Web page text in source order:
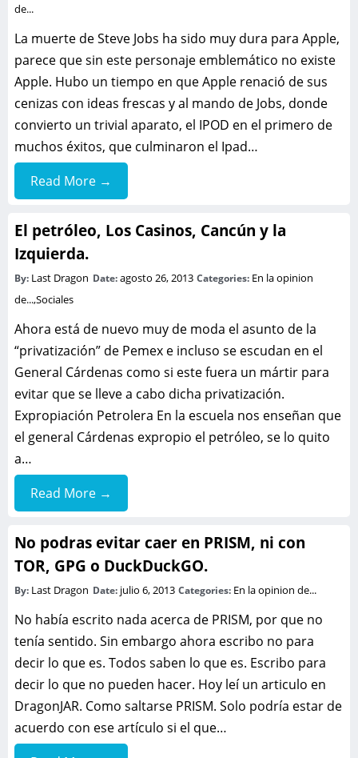
de...
La muerte de Steve Jobs ha sido muy dura para Apple,
parece que sin este personaje emblemático no existe
Apple. Hubo un tiempo en que Apple renació de sus
cenizas con ideas frescas y al mando de Jobs, donde
convierto un trivial aparato, el IPOD en el primero de
muchos éxitos, que culminaron el Ipad…
Read More →
El petróleo, Los Casinos, Cancún y la
Izquierda.
By: Last Dragon Date:agosto 26, 2013 Categories: En la opinion
de...,Sociales
Ahora está de nuevo muy de moda el asunto de la
“privatización” de Pemex e incluso se escudan en el
General Cárdenas como si este fuera un mártir para
evitar que se lleve a cabo dicha privatización.
Expropiación Petrolera En la escuela nos enseñan que
el general Cárdenas expropio el petróleo, se lo quito
a…
Read More →
No podras evitar caer en PRISM, ni con
TOR, GPG o DuckDuckGO.
By: Last Dragon Date: julio 6, 2013 Categories: En la opinion de...
No había escrito nada acerca de PRISM, por que no
tenía sentido. Sin embargo ahora escribo no para
decir lo que es. Todos saben lo que es. Escribo para
decir lo que no pueden hacer. Hoy leí un articulo en
DragonJAR. Como saltarse PRISM. Solo podría estar de
acuerdo con ese artículo si el que…